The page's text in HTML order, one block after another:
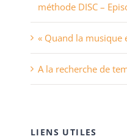
méthode DISC –
« Quand la musique
A la recherche de
LIENS UTILES